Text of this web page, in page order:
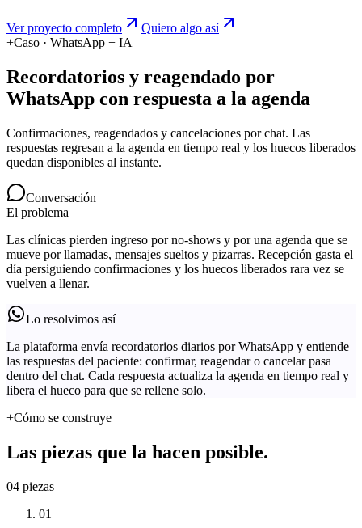
Ver proyecto completo
Quiero algo así
+Caso · WhatsApp + IA
Recordatorios y reagendado por
WhatsApp con respuesta a la agenda
Confirmaciones, reagendados y cancelaciones por chat. Las
respuestas regresan a la agenda en tiempo real y los huecos liberados
quedan disponibles al instante.
Conversación
El problema
Las clínicas pierden ingreso por no-shows y por una agenda que se
mueve por llamadas, mensajes sueltos y pizarras. Recepción gasta el
día persiguiendo confirmaciones y los huecos liberados rara vez se
vuelven a llenar.
Lo resolvimos así
La plataforma envía recordatorios diarios por WhatsApp y entiende
las respuestas del paciente: confirmar, reagendar o cancelar pasa
dentro del chat. Cada respuesta actualiza la agenda en tiempo real y
libera el hueco para que se rellene solo.
+Cómo se construye
Las piezas que la hacen posible.
04 piezas
01